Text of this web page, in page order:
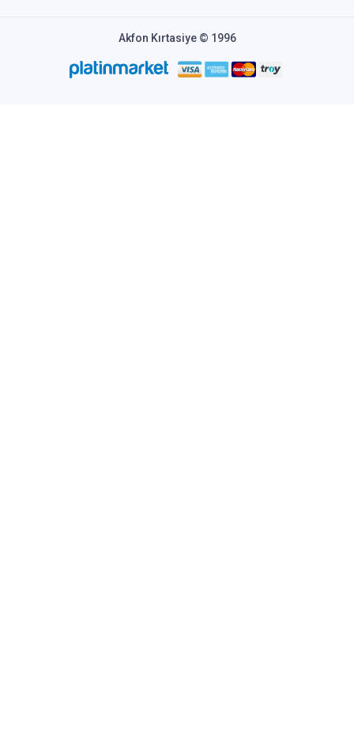
Akfon Kırtasiye © 1996